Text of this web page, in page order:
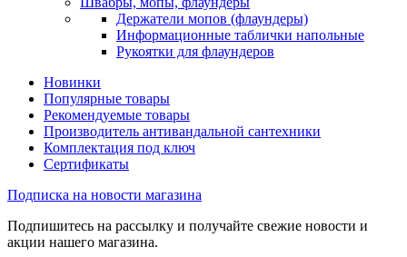
Держатели мопов (флаундеры)
Информационные таблички напольные
Рукоятки для флаундеров
Новинки
Популярные товары
Рекомендуемые товары
Производитель антивандальной сантехники
Комплектация под ключ
Сертификаты
Подписка на новости магазина
Подпишитесь на рассылку и получайте свежие новости и
акции нашего магазина.